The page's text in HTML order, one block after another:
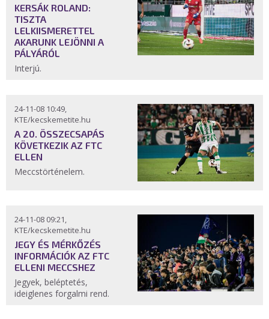
KERSÁK ROLAND:
TISZTA
LELKIISMERETTEL
AKARUNK LEJÖNNI A
PÁLYÁRÓL
Interjú.
24-11-08 10:49,
KTE/kecskemetite.hu
A 20. ÖSSZECSAPÁS
KÖVETKEZIK AZ FTC
ELLEN
Meccstörténelem.
24-11-08 09:21,
KTE/kecskemetite.hu
JEGY ÉS MÉRKŐZÉS
INFORMÁCIÓK AZ FTC
ELLENI MECCSHEZ
Jegyek, beléptetés,
ideiglenes forgalmi rend.